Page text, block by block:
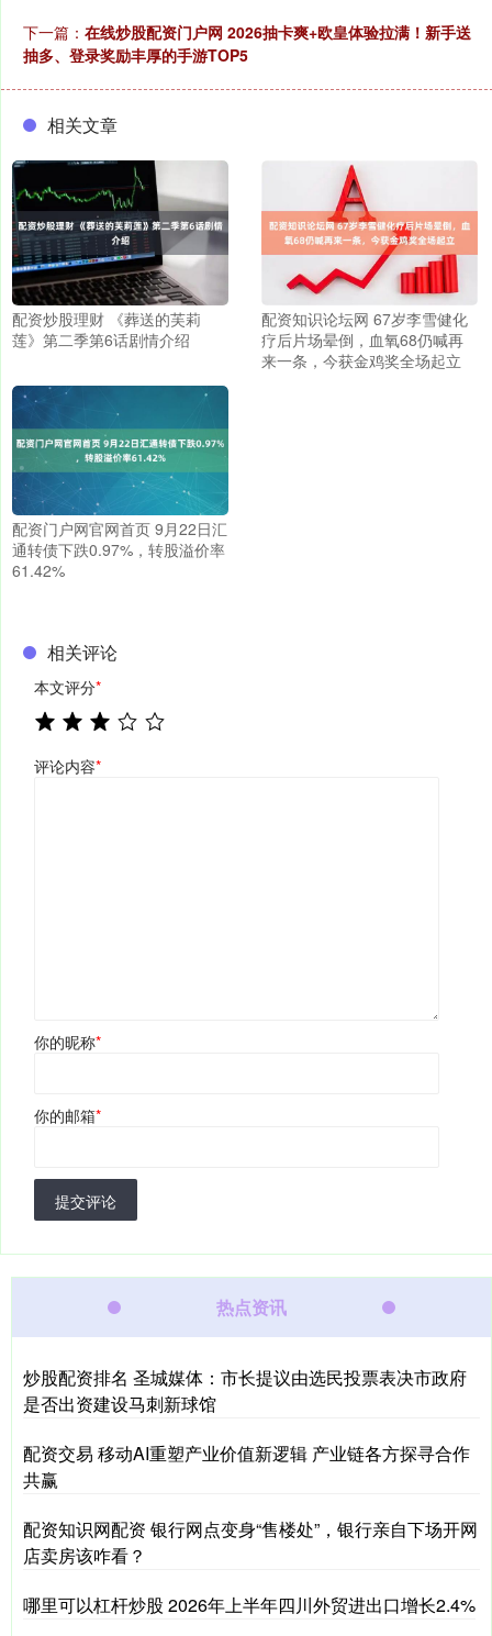
下一篇： 在线炒股配资门户网 2026抽卡爽+欧皇体验拉满！新手送
抽多、登录奖励丰厚的手游TOP5
相关文章
配资炒股理财 《葬送的芙莉
莲》第二季第6话剧情介绍
配资知识论坛网 67岁李雪健化
疗后片场晕倒，血氧68仍喊再
来一条，今获金鸡奖全场起立
配资门户网官网首页 9月22日汇
通转债下跌0.97%，转股溢价率
61.42%
相关评论
本文评分*
评论内容*
你的昵称*
你的邮箱*
提交评论
热点资讯
炒股配资排名 圣城媒体：市长提议由选民投票表决市政府
是否出资建设马刺新球馆
配资交易 移动AI重塑产业价值新逻辑 产业链各方探寻合作
共赢
配资知识网配资 银行网点变身“售楼处”，银行亲自下场开网
店卖房该咋看？
哪里可以杠杆炒股 2026年上半年四川外贸进出口增长2.4%